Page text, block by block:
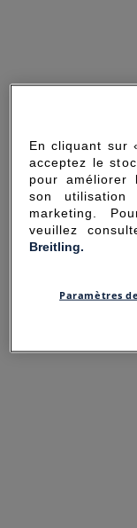
En cliquant sur
acceptez le
pour améliorer
son
marketing.
veuillez
Breitling.
Paramètres